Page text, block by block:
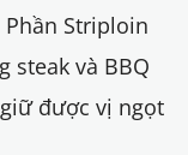
Striploin
steak và BBQ
được vị ngọt